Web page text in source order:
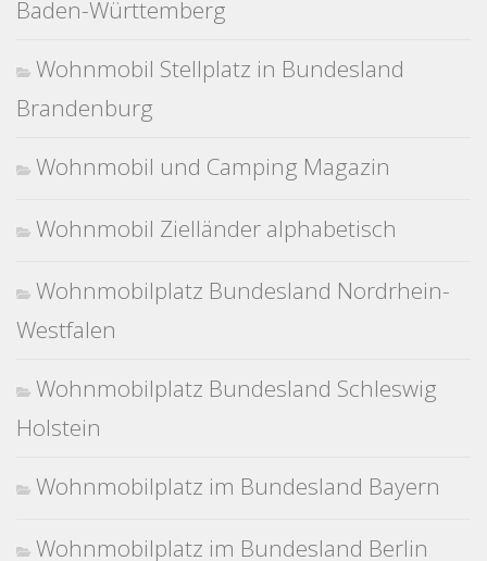
Baden-Württemberg
Wohnmobil Stellplatz in Bundesland
Brandenburg
Wohnmobil und Camping Magazin
Wohnmobil Zielländer alphabetisch
Wohnmobilplatz Bundesland Nordrhein-
Westfalen
Wohnmobilplatz Bundesland Schleswig
Holstein
Wohnmobilplatz im Bundesland Bayern
Wohnmobilplatz im Bundesland Berlin